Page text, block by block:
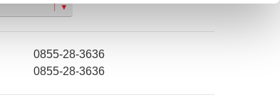
0855-28-3636
0855-28-3636